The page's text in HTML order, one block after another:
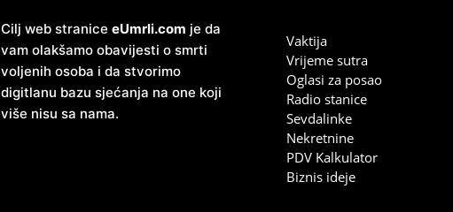
Cilj web stranice eUmrli.com je da
vam olakšamo obavijesti o smrti
voljenih osoba i da stvorimo
digitlanu bazu sjećanja na one koji
više nisu sa nama.
Vaktija
Vrijeme sutra
Oglasi za posao
Radio stanice
Sevdalinke
Nekretnine
PDV Kalkulator
Biznis ideje